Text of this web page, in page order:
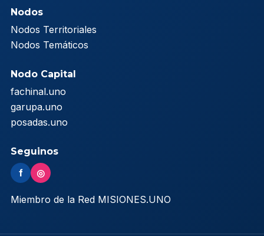
Nodos
Nodos Territoriales
Nodos Temáticos
Nodo Capital
fachinal.uno
garupa.uno
posadas.uno
Seguinos
f ◎
Miembro de la Red MISIONES.UNO